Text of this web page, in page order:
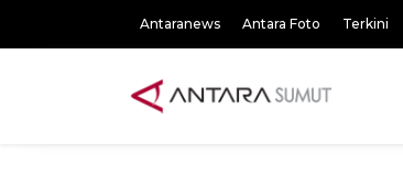
Antaranews Antara Foto Terkini